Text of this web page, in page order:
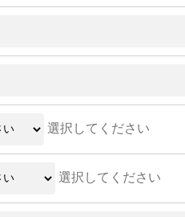
選択してください
選択してください